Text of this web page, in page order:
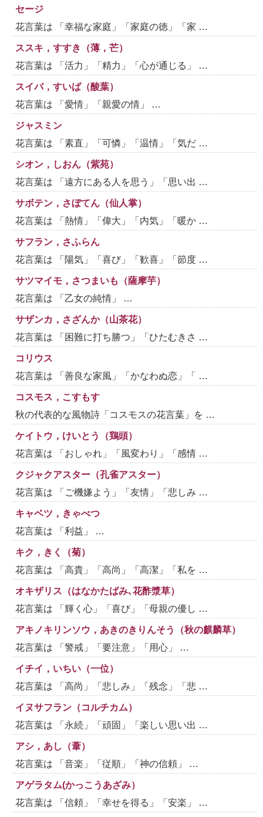
セージ
花言葉は 「幸福な家庭」「家庭の徳」「家 …
ススキ，すすき（薄，芒）
花言葉は 「活力」「精力」「心が通じる」 …
スイバ，すいば（酸葉）
花言葉は 「愛情」「親愛の情」 …
ジャスミン
花言葉は 「素直」「可憐」「温情」「気だ …
シオン，しおん（紫苑）
花言葉は 「遠方にある人を思う」「思い出 …
サボテン，さぼてん（仙人掌）
花言葉は 「熱情」「偉大」「内気」「暖か …
サフラン，さふらん
花言葉は 「陽気」「喜び」「歓喜」「節度 …
サツマイモ，さつまいも（薩摩芋）
花言葉は 「乙女の純情」 …
サザンカ，さざんか（山茶花）
花言葉は 「困難に打ち勝つ」「ひたむきさ …
コリウス
花言葉は 「善良な家風」「かなわぬ恋」「 …
コスモス，こすもす
秋の代表的な風物詩「コスモスの花言葉」を …
ケイトウ，けいとう（鶏頭）
花言葉は 「おしゃれ」「風変わり」「感情 …
クジャクアスター（孔雀アスター）
花言葉は 「ご機嫌よう」「友情」「悲しみ …
キャベツ，きゃべつ
花言葉は 「利益」 …
キク，きく（菊）
花言葉は 「高貴」「高尚」「高潔」「私を …
オキザリス（はなかたばみ､花酢漿草）
花言葉は 「輝く心」「喜び」「母親の優し …
アキノキリンソウ，あきのきりんそう（秋の麒麟草）
花言葉は 「警戒」「要注意」「用心」 …
イチイ，いちい（一位）
花言葉は 「高尚」「悲しみ」「残念」「悲 …
イヌサフラン（コルチカム）
花言葉は 「永続」「頑固」「楽しい思い出 …
アシ，あし（葦）
花言葉は 「音楽」「従順」「神の信頼」 …
アゲラタム(かっこうあざみ）
花言葉は 「信頼」「幸せを得る」「安楽」 …